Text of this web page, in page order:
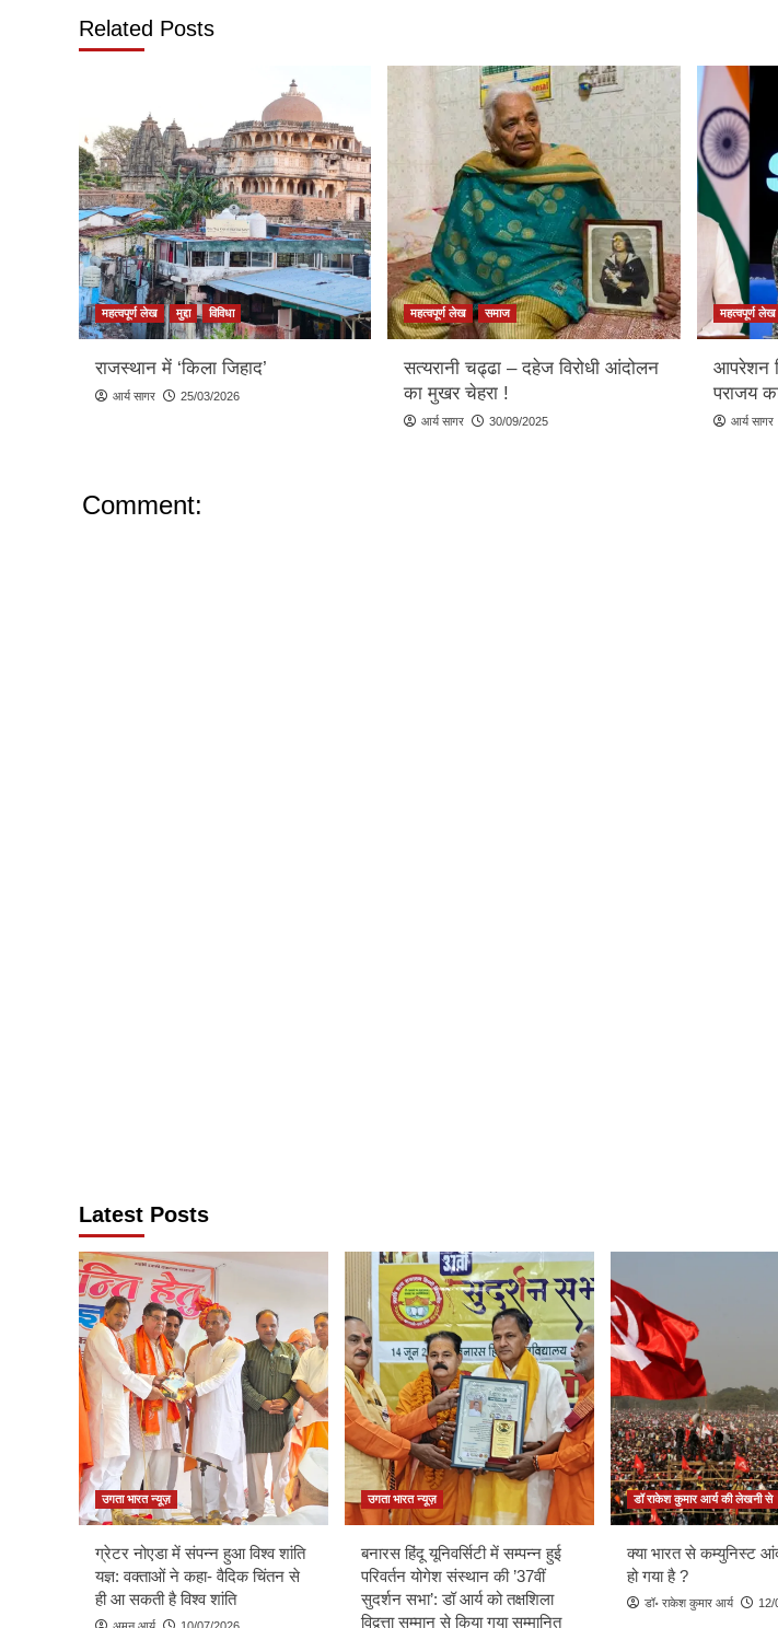
Related Posts
महत्वपूर्ण लेख मुद्दा विविधा
राजस्थान में ‘किला जिहाद’
आर्य सागर 25/03/2026
महत्वपूर्ण लेख समाज
सत्यरानी चढ्ढा – दहेज विरोधी आंदोलन
का मुखर चेहरा !
आर्य सागर 30/09/2025
महत्वपूर्ण लेख
आपरेशन
पराजय
आर्य सागर
Comment:
Latest Posts
उगता भारत न्यूज़
ग्रेटर नोएडा में संपन्न हुआ विश्व शांति
यज्ञ: वक्ताओं ने कहा- वैदिक चिंतन से
ही आ सकती है विश्व शांति
उगता भारत न्यूज़
बनारस हिंदू यूनिवर्सिटी में सम्पन्न हुई
परिवर्तन योगेश संस्थान की ’37वीं
सुदर्शन सभा’: डॉ आर्य को तक्षशिला
विद्वत्ता सम्मान से किया गया सम्मानित
डॉ राकेश कुमार आर्य की लेखनी से
क्या भारत से कम्युनिस्ट
हो गया है ?
डॉ॰ राकेश कुमार आर्य 12/